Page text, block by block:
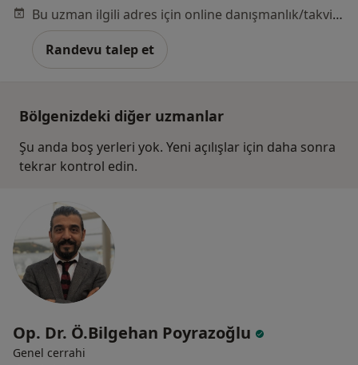
Bu uzman ilgili adres için online danışmanlık/takvim sunmuyor.
Randevu talep et
Bölgenizdeki diğer uzmanlar
Şu anda boş yerleri yok. Yeni açılışlar için daha sonra
tekrar kontrol edin.
Op. Dr. Ö.Bilgehan Poyrazoğlu
Genel cerrahi